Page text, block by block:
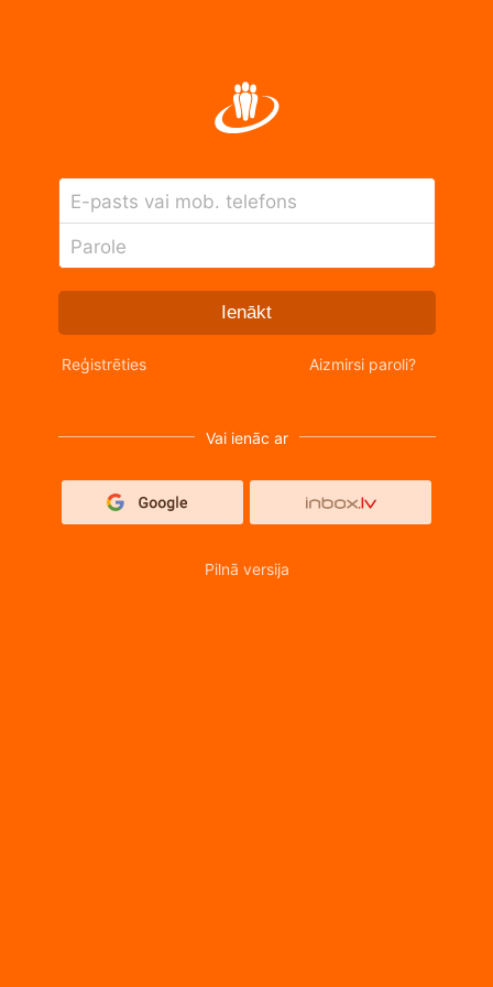
E-pasts vai mob. telefons
Parole
Ienākt
Reģistrēties Aizmirsi paroli?
Vai ienāc ar
Pilnā versija